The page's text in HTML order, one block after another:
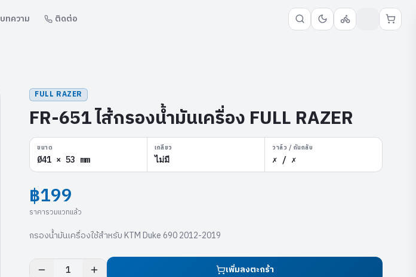
บทความ ติดต่อ
FULL RAZER
FR-651 ไส้กรองน้ำมันเครื่อง FULL RAZER
ขนาด
Ø41 × 53 mm
เกลียว
ไม่มี
วาล์ว / กันกลับ
✗ / ✗
฿199
ราคารวมแวทแล้ว
กรองน้ำมันเครื่องใช้สำหรับ KTM Duke 690 2012-2019
1 เพิ่มลงตะกร้า